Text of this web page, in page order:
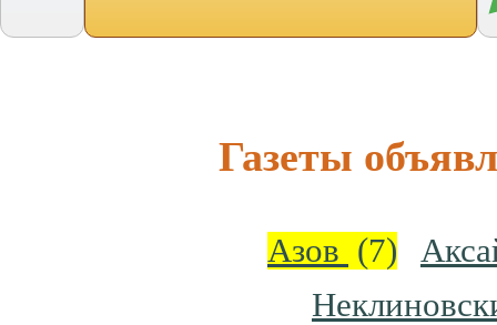
Газеты
Азов (7)